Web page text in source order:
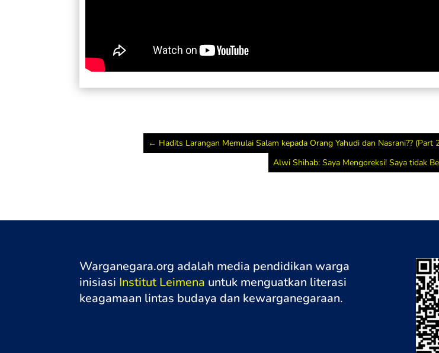
← Hadits Larangan Memulai Salam kepada Orang Yahudi dan Nasrani?? (Part
Alwi Shihab: Saya Mengoreksi! Saya tidak
Warganegara.org adalah media pendidikan warga
inisiasi Institut Leimena untuk menguatkan literasi
keagamaan lintas budaya dan kewarganegaraan.